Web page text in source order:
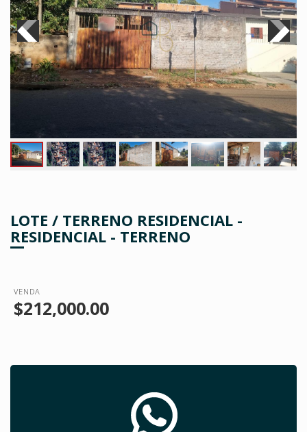
LOTE / TERRENO RESIDENCIAL -
RESIDENCIAL - TERRENO
VENDA
$212,000.00